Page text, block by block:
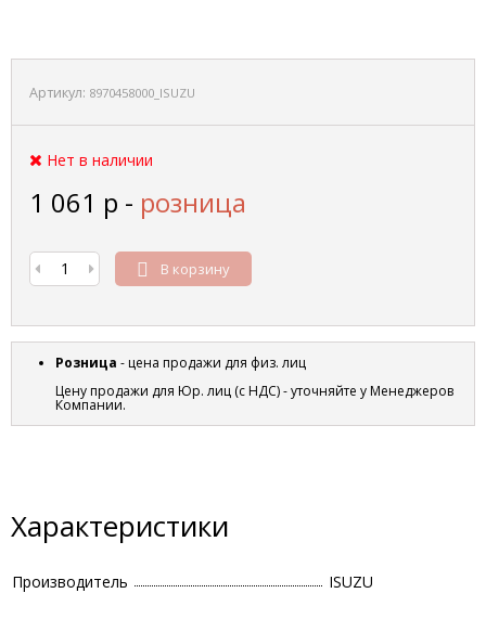
Артикул: 8970458000_ISUZU
Нет в наличии
1 061 р - розница
В корзину
Розница - цена продажи для физ. лиц
Цену продажи для Юр. лиц (с НДС) - уточняйте у Менеджеров
Компании.
Характеристики
Производитель ISUZU